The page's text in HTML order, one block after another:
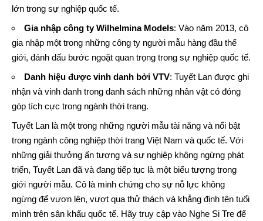
lớn trong sự nghiệp quốc tế.
Gia nhập công ty Wilhelmina Models: Vào năm 2013, cô
gia nhập một trong những công ty người mẫu hàng đầu thế
giới, đánh dấu bước ngoặt quan trọng trong sự nghiệp quốc tế.
Danh hiệu được vinh danh bởi VTV: Tuyết Lan được ghi
nhận và vinh danh trong danh sách những nhân vật có đóng
góp tích cực trong ngành thời trang.
Tuyết Lan là một trong những người mẫu tài năng và nổi bật
trong ngành công nghiệp thời trang Việt Nam và quốc tế. Với
những giải thưởng ấn tượng và sự nghiệp không ngừng phát
triển, Tuyết Lan đã và đang tiếp tục là một biểu tượng trong
giới người mẫu. Cô là minh chứng cho sự nỗ lực không
ngừng để vươn lên, vượt qua thử thách và khẳng định tên tuổi
mình trên sân khấu quốc tế. Hãy truy cập vào Nghe Si Tre để